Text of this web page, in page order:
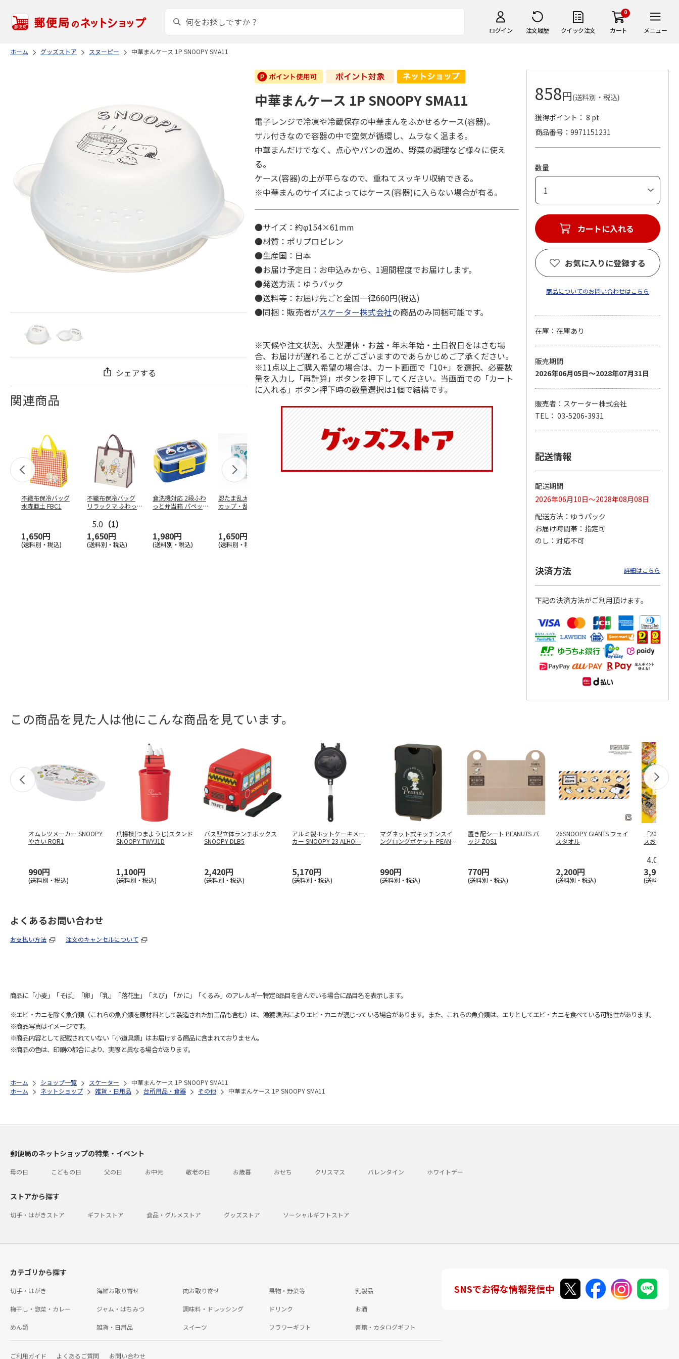
ログイン 注文履歴 クイック注文
0
カート メニュー
ホーム グッズストア スヌーピー 中華まんケース 1P SNOOPY SMA11
シェアする
関連商品
不織布保冷バッグ
水森亜土 FBC1
1,650円
(送料別・税込)
不織布保冷バッグ
リラックマ ふわっ
5.0 （1）
1,650円
(送料別・税込)
食洗機対応 2段ふわ
っと弁当箱 パペッ
1,980円
(送料別・税込)
忍たま乱太郎 マグ
カップ・乱太郎・き
1,650円
(送料別・税込)
コーデュロイ生地ラ
キティ KCOB2
2,200円
(送料別・税込)
八角形ステンレスマ
中華まんケース 1P SNOOPY SMA11
電子レンジで冷凍や冷蔵保存の中華まんをふかせるケース(容器)。
ザル付きなので容器の中で空気が循環し、ムラなく温まる。
中華まんだけでなく、点心やパンの温め、野菜の調理など様々に使え
る。
ケース(容器)の上が平らなので、重ねてスッキリ収納できる。
※中華まんのサイズによってはケース(容器)に入らない場合が有る。
●サイズ：約φ154×61mm
●材質：ポリプロピレン
●生産国：日本
●お届け予定日：お申込みから、1週間程度でお届けします。
●発送方法：ゆうパック
●送料等：お届け先ごと全国一律660円(税込)
●同梱：販売者がスケーター株式会社の商品のみ同梱可能です。
※天候や注文状況、大型連休・お盆・年末年始・土日祝日をはさむ場
合、お届けが遅れることがございますのであらかじめご了承ください。
※11点以上ご購入希望の場合は、カート画面で「10+」を選択、必要数
量を入力し「再計算」ボタンを押下してください。当画面での「カート
に入れる」ボタン押下時の数量選択は1個で結構です。
858円(送料別・税込)
獲得ポイント： 8 pt
商品番号
9971151231
数量
カートに入れる
お気に入りに登録する
商品についてのお問い合わせはこちら
在庫：在庫あり
販売期間
2026年06月05日～2028年07月31日
販売者：スケーター株式会社
TEL： 03-5206-3931
配送情報
配送期間
2026年06月10日～2028年08月08日
配送方法
ゆうパック
お届け時間帯
指定可
のし
対応不可
決済方法 詳細はこちら
下記の決済方法がご利用頂けます。
この商品を見た人は他にこんな商品を見ています。
オムレツメーカー SNOOPY
やさい ROR1
990円
(送料別・税込)
爪楊枝(つまようじ)スタンド
SNOOPY TWYJ1D
1,100円
(送料別・税込)
バス型立体ランチボックス
SNOOPY DLB5
2,420円
(送料別・税込)
アルミ製ホットケーキメー
カー SNOOPY 23 ALHO…
5,170円
(送料別・税込)
マグネット式キッチンスイ
ングロングポケット PEANU
990円
(送料別・税込)
置き配シート PEANUTS バ
ッジ ZOS1
770円
(送料別・税込)
26SNOOPY GIANTS フェイ
スタオル
2,200円
(送料別・税込)
「20点以
スおたすけ
4.0
3,980円
(送料・税込)
よくあるお問い合わせ
お支払い方法 注文のキャンセルについて
商品に「小麦」「そば」「卵」「乳」「落花生」「えび」「かに」「くるみ」のアレルギー特定8品目を含んでいる場合に品目名を表示します。
※エビ・カニを除く魚介類（これらの魚介類を原材料として製造された加工品も含む）は、漁獲漁法によりエビ・カニが混じっている場合があります。また、これらの魚介類は、エサとしてエビ・カニを食べている可能性があります。
※商品写真はイメージです。
※商品内容として記載されていない「小道具類」はお届けする商品に含まれておりません。
※商品の色は、印刷の都合により、実際と異なる場合があります。
ホーム ショップ一覧 スケーター
中華まんケース 1P SNOOPY SMA11
ホーム
ネットショップ 雑貨・日用品 台所用品・食器 その他 中華まんケース 1P SNOOPY SMA11
郵便局のネットショップの特集・イベント
母の日 こどもの日 父の日 お中元 敬老の日 お歳暮 おせち クリスマス バレンタイン ホワイトデー
ストアから探す
切手・はがきストア ギフトストア 食品・グルメストア グッズストア ソーシャルギフトストア
カテゴリから探す
切手・はがき 海鮮お取り寄せ 肉お取り寄せ 果物・野菜等 乳製品
梅干し・惣菜・カレー ジャム・はちみつ 調味料・ドレッシング ドリンク お酒
めん類 雑貨・日用品 スイーツ フラワーギフト 書籍・カタログギフト
ご利用ガイド よくあるご質問 お問い合わせ
SNSでお得な情報発信中